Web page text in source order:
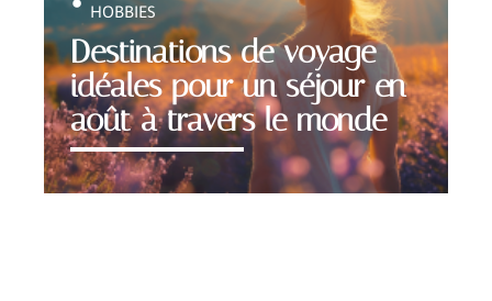
Destinations de voyage
idéales pour un séjour en
août à travers le monde
HOBBIES